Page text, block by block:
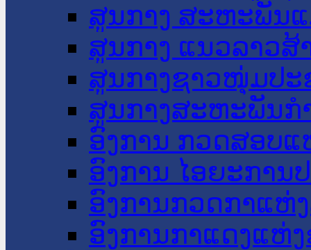
ສູນກາງ ສະຫະພັນ
ສູນກາງ ແນວລາວສ້
ສູນກາງຊາວໜຸ່ມປະ
ສູນກາງສະຫະພັນກ
ອົງການ ກວດສອບແ
ອົງການ ໄອຍະການ
ອົງການກວດກາແຫ່
ອົງການກາແດງແຫ່